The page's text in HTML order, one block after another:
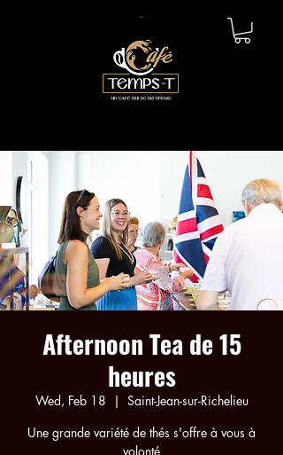
Afternoon Tea de 15
heures
Wed, Feb 18
  |
Saint-Jean-sur-Richelieu
Une grande variété de thés s'offre à vous à
volonté